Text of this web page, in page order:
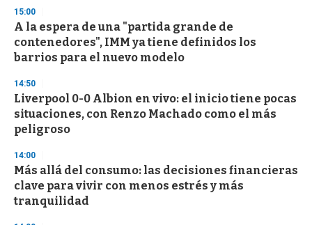
d
s
o
f
3
s
e
c
o
n
d
15:00
A la espera de una "partida grande de
contenedores", IMM ya tiene definidos los
barrios para el nuevo modelo
14:50
Liverpool 0-0 Albion en vivo: el inicio tiene pocas
situaciones, con Renzo Machado como el más
peligroso
14:00
Más allá del consumo: las decisiones financieras
clave para vivir con menos estrés y más
tranquilidad